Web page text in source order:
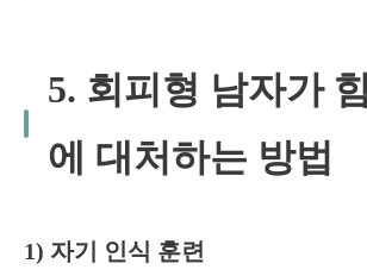
5. 회피형 남자가
에 대처하는 방법
1) 자기 인식 훈련